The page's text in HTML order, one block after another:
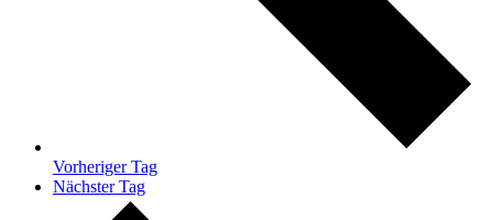
Vorheriger Tag
Nächster Tag